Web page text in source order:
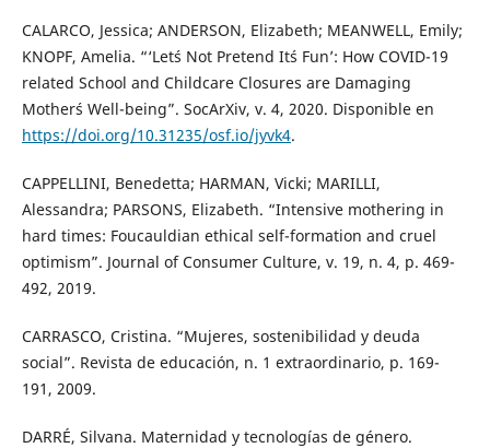
CALARCO, Jessica; ANDERSON, Elizabeth; MEANWELL, Emily;
KNOPF, Amelia. “‘Let´s Not Pretend It´s Fun’: How COVID-19
related School and Childcare Closures are Damaging
Mother´s Well-being”. SocArXiv, v. 4, 2020. Disponible en
https://doi.org/10.31235/osf.io/jyvk4.
CAPPELLINI, Benedetta; HARMAN, Vicki; MARILLI,
Alessandra; PARSONS, Elizabeth. “Intensive mothering in
hard times: Foucauldian ethical self-formation and cruel
optimism”. Journal of Consumer Culture, v. 19, n. 4, p. 469-
492, 2019.
CARRASCO, Cristina. “Mujeres, sostenibilidad y deuda
social”. Revista de educación, n. 1 extraordinario, p. 169-
191, 2009.
DARRÉ, Silvana. Maternidad y tecnologías de género.